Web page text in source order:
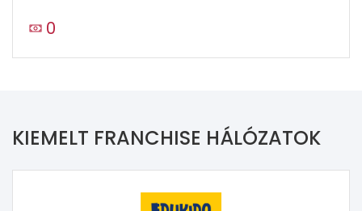
0
KIEMELT FRANCHISE HÁLÓZATOK